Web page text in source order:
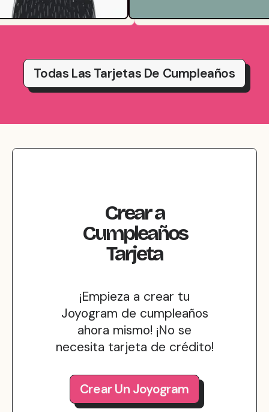
Todas Las Tarjetas De Cumpleaños
Creara
Cumpleaños
Tarjeta
¡Empieza a crear tu
Joyogram de cumpleaños
ahora mismo! ¡No se
necesita tarjeta de crédito!
Crear Un Joyogram